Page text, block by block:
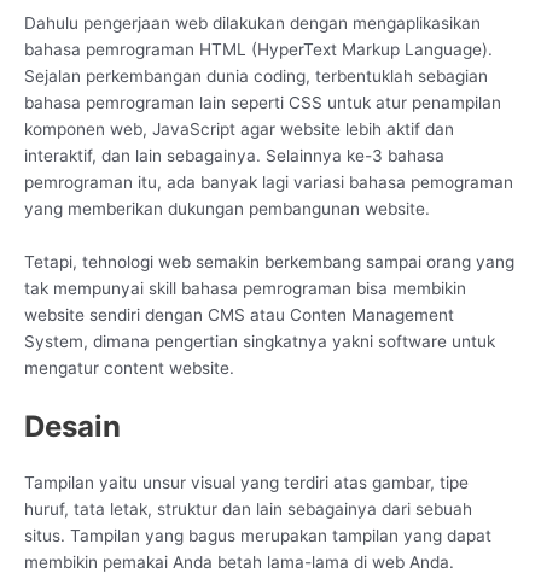
Dahulu pengerjaan web dilakukan dengan mengaplikasikan
bahasa pemrograman HTML (HyperText Markup Language).
Sejalan perkembangan dunia coding, terbentuklah sebagian
bahasa pemrograman lain seperti CSS untuk atur penampilan
komponen web, JavaScript agar website lebih aktif dan
interaktif, dan lain sebagainya. Selainnya ke-3 bahasa
pemrograman itu, ada banyak lagi variasi bahasa pemograman
yang memberikan dukungan pembangunan website.
Tetapi, tehnologi web semakin berkembang sampai orang yang
tak mempunyai skill bahasa pemrograman bisa membikin
website sendiri dengan CMS atau Conten Management
System, dimana pengertian singkatnya yakni software untuk
mengatur content website.
Desain
Tampilan yaitu unsur visual yang terdiri atas gambar, tipe
huruf, tata letak, struktur dan lain sebagainya dari sebuah
situs. Tampilan yang bagus merupakan tampilan yang dapat
membikin pemakai Anda betah lama-lama di web Anda.